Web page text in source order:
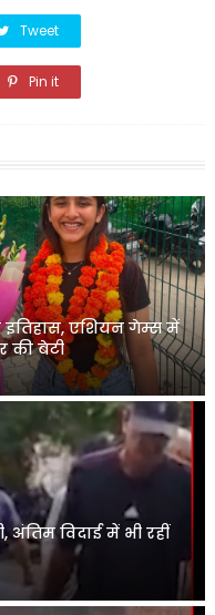
Tweet
Pin it
इतिहास, एशियन गेम्स में
की बेटी
विदाई में भी रहीं